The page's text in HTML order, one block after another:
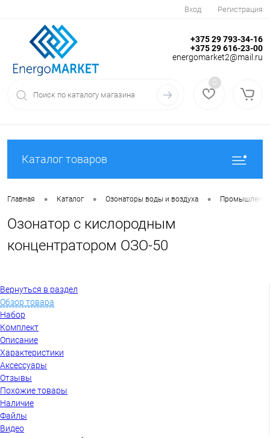
Вход Регистрация
+375 29 793-34-16
+375 29 616-23-00
energomarket2@mail.ru
0
Каталог товаров
Главная • Каталог • Озонаторы воды и воздуха •
Озонатор с кислородным
концентратором ОЗО-50
Вернуться в раздел
Обзор товара
Набор
Комплект
Описание
Характеристики
Аксессуары
Отзывы
Похожие товары
Наличие
Файлы
Видео